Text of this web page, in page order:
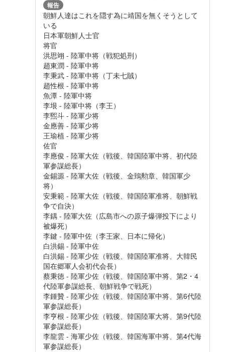
報告
朝鮮人達はこれを隠す為に靖国を無くそうとして
いる
日本軍朝鮮人士官
将官
洪思翊 - 陸軍中将（戦犯処刑）
趙東潤 - 陸軍中将
李秉武 - 陸軍中将（丁未七賊）
趙性根 - 陸軍中将
魚潭 - 陸軍中将
李垠 - 陸軍中将（李王）
李煕斗 - 陸軍少将
金應善 - 陸軍少将
王瑜植 - 陸軍少将
佐官
李應俊 - 陸軍大佐（戦後、韓国陸軍中将、初代陸
軍参謀総長）
金錫源 - 陸軍大佐（戦後、金鵄勲章、韓国軍少
将）
安秉範 - 陸軍大佐（戦後、韓国陸軍准将、朝鮮戦
争で自決）
李鍝 - 陸軍大佐（広島市への原子爆弾投下により
被爆死）
李鍵 - 陸軍中佐（李王家、日本に帰化）
白洪錫 - 陸軍中佐
白洪錫 - 陸軍少佐（戦後、韓国陸軍准将、大韓民
国在郷軍人会初代会長）
蔡秉徳 - 陸軍少佐（戦後、韓国陸軍中将、第2・4
代陸軍参謀総長、朝鮮戦争で戦死）
李鍾贊 - 陸軍少佐（戦後、韓国陸軍中将、第6代陸
軍参謀総長）
李亨根 - 陸軍少佐（戦後、韓国陸軍大将、第9代陸
軍参謀総長）
李龍雲 - 海軍少佐（戦後、韓国海軍中将、第4代海
軍参謀総長）